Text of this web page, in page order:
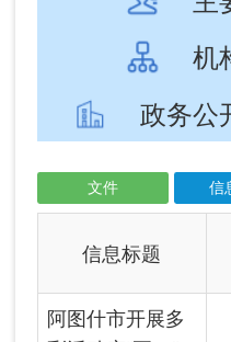
信息公开
信息标题 文
阿图什市开展多
彩活动庆“五一”
新城街道：人气
爆棚！家门口的
心揭牌启用